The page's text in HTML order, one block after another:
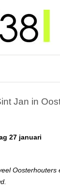
Jan in
27 januari